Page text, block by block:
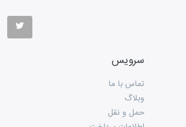
سرویس
تماس با ما
وبلاگ
حمل و نقل